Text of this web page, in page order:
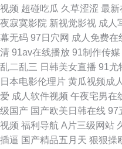
五月天狠狠撸 91c逼 日本少妇内
福利姫精品导航 黄色剧场 九一福
影偶偶 日韩有码
视频 超碰吃瓜 久草涩涩 最新
夜寂寞影院 新视觉影视 成人
幕无码 97日穴网 成人免费在
清 91av在线播放 91制作传媒
乱二乱三 日韩美女直播 91尤
日本电影伦理片 黄瓜视频成人
爱 成人软件视频 午夜宅男在
级国产 国产欧美日韩在线 97
视频 福利导航 A片三级网站
插逼 国产精品五月天 狠狠操